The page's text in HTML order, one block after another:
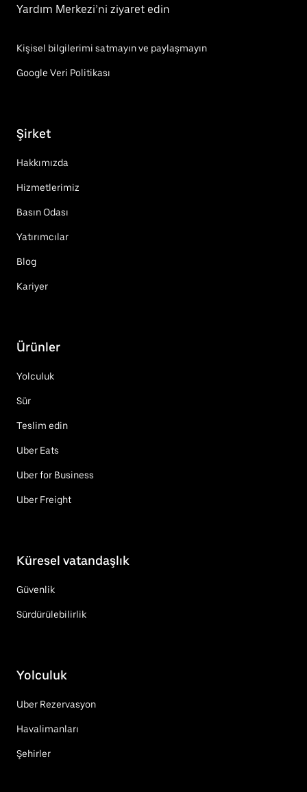
Yardım Merkezi’ni ziyaret edin
Kişisel bilgilerimi satmayın ve paylaşmayın
Google Veri Politikası
Şirket
Hakkımızda
Hizmetlerimiz
Basın Odası
Yatırımcılar
Blog
Kariyer
Ürünler
Yolculuk
Sür
Teslim edin
Uber Eats
Uber for Business
Uber Freight
Küresel vatandaşlık
Güvenlik
Sürdürülebilirlik
Yolculuk
Uber Rezervasyon
Havalimanları
Şehirler